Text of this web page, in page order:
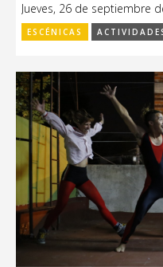
Jueves, 26 de septiembre
ESCÉNICAS